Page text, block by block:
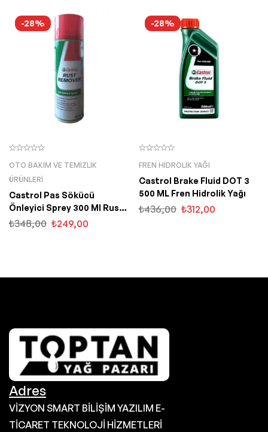
-28%
OTO BAKIM VE TEMIZLIK
ÜRÜNLERI
Castrol Pas Sökücü
Önleyici Sprey 300 Ml Rust
Remover
₺348,00 ₺249,00
-28%
FREN HIDROLIK YAĞI
Castrol Brake Fluid DOT 3
500 ML Fren Hidrolik Yağı
₺436,00 ₺312,00
Adres
VİZYON SMART BİLİŞİM YAZILIM E-
TİCARET TEKNOLOJİ HİZMETLERİ